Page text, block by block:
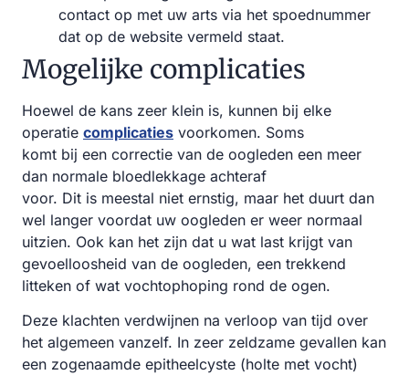
contact op met uw arts via het spoednummer
dat op de website vermeld staat.
Mogelijke complicaties
Hoewel de kans zeer klein is, kunnen bij elke
operatie complicaties voorkomen. Soms
komt bij een correctie van de oogleden een meer
dan normale bloedlekkage achteraf
voor. Dit is meestal niet ernstig, maar het duurt dan
wel langer voordat uw oogleden er weer normaal
uitzien. Ook kan het zijn dat u wat last krijgt van
gevoelloosheid van de oogleden, een trekkend
litteken of wat vochtophoping rond de ogen.
Deze klachten verdwijnen na verloop van tijd over
het algemeen vanzelf. In zeer zeldzame gevallen kan
een zogenaamde epitheelcyste (holte met vocht)